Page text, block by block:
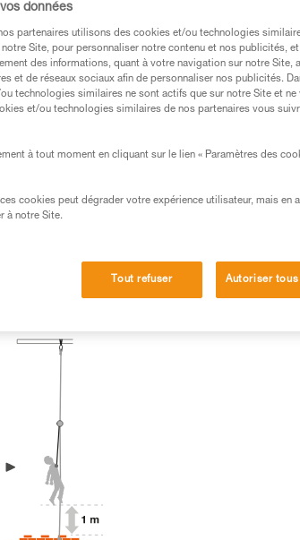
dans ce conseil avant de le
technique pour pouvoir
spécifique. Validez avec
en toute sécurité, avant de la
Il peut en exister d’autres que
ne heurte pas d’obstacle en cas de
données
partenaires utilisons des cookies et/ou technologies
Site, pour personnaliser notre contenu et nos publicités,
des informations, quant à votre navigation sur notre Site,
et de réseaux sociaux afin de personnaliser nos publicités.
technologies similaires ne sont actifs que sur notre Site et ne
et/ou technologies similaires de nos partenaires vous
à tout moment en cliquant sur le lien « Paramètres des
cookies peut dégrader votre expérience utilisateur, mais en
à notre Site.
Tout refuser Autoriser